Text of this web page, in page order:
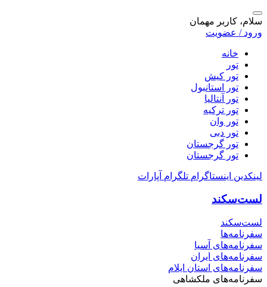
سلام، کاربر مهمان
ورود / عضویت
خانه
تور
تور کیش
تور استانبول
تور آنتالیا
تور ترکیه
تور وان
تور دبی
تور گرجستان
تور گرجستان
لینکدین اینستاگرام تلگرام آپارات
لست‌سکند
لست‌سکند
سفرنامه‌ها
سفرنامه‌های آسیا
سفرنامه‌های ایران
سفرنامه‌های استان ایلام
سفرنامه‌های ملکشاهی